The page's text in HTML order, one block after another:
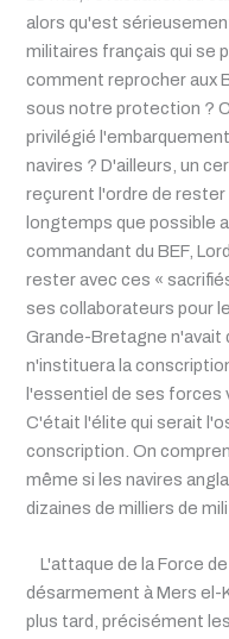
alors qu'est
militaires français qui se
comment reprocher aux
sous notre protection ?
privilégié
navires ? D'ailleurs, un
reçurent l'ordre de rester
longtemps que possible
commandant du BEF,
rester avec ces «
ses collaborateurs pour
Grande-Bretagne n'avait
n'instituera la
l'essentiel de ses forces
C'était l'élite qui serait
conscription. On
même si les navires
dizaines de milliers de
L'attaque de la Force
désarmement à Mers el-
plus tard, précisément